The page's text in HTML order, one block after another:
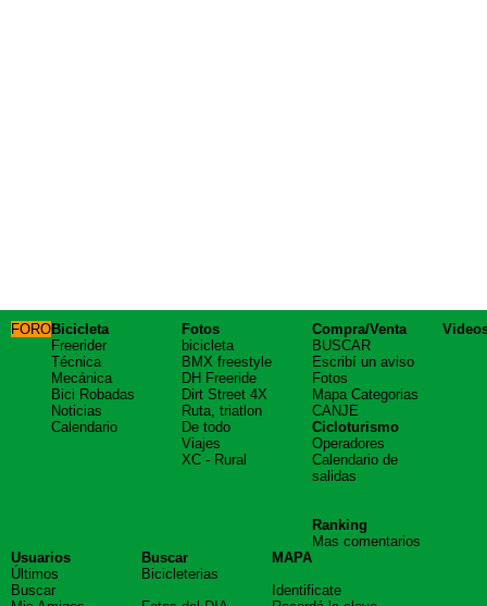
FOROBicicleta
Freerider
Técnica
Mecánica
Bici Robadas
Noticias
Calendario
Fotos
bicicleta
BMX freestyle
DH Freeride
Dirt Street 4X
Ruta, triatlon
De todo
Viajes
XC - Rural
Compra/Venta
BUSCAR
Escribí un aviso
Fotos
Mapa Categorias
CANJE
Cicloturismo
Operadores
Calendario de
salidas
Ranking
Mas comentarios
Usuarios
Últimos
Buscar
Buscar
Bicicleterias
MAPA
Identificate